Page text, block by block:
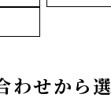
わせから